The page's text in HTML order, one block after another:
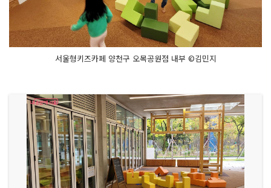
서울형키즈카페 양천구 오목공원점 내부 ©김민지